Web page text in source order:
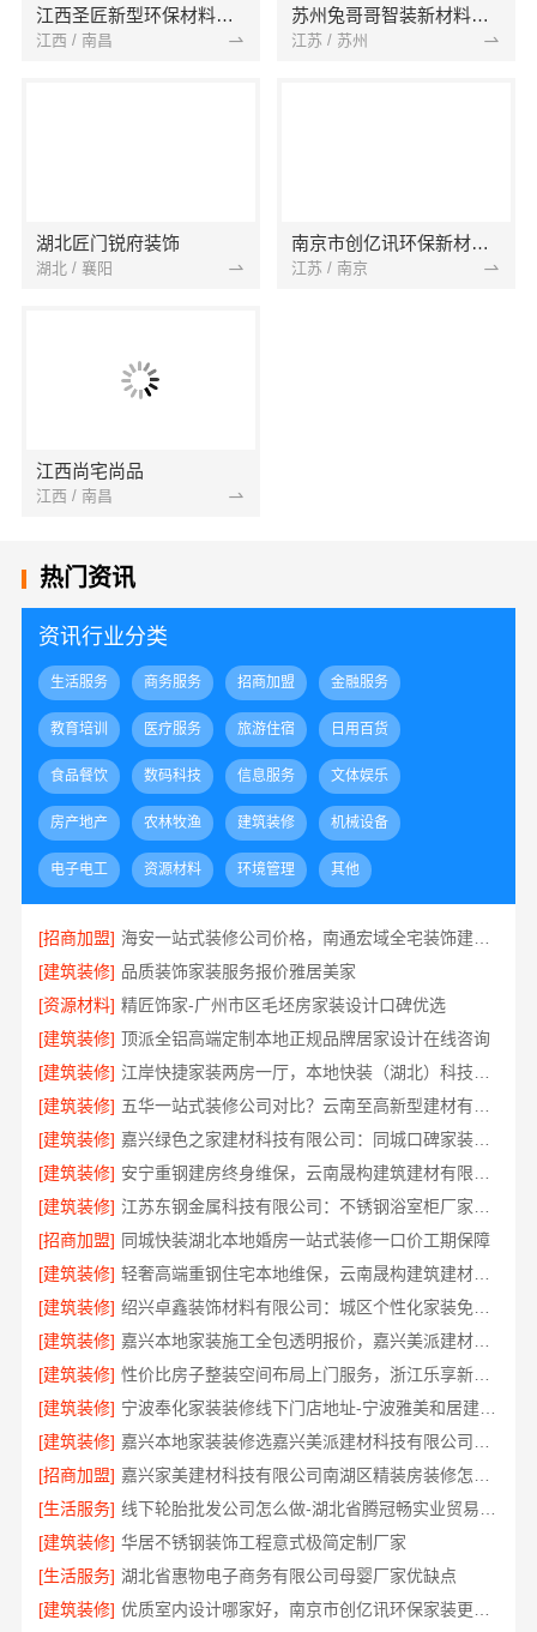
江西圣匠新型环保材料有限公司
江西 / 南昌
苏州兔哥哥智装新材料有限公司
江苏 / 苏州
湖北匠门锐府装饰
湖北 / 襄阳
南京市创亿讯环保新材料有限公司
江苏 / 南京
江西尚宅尚品
江西 / 南昌
热门资讯
资讯行业分类
生活服务 商务服务 招商加盟 金融服务
教育培训 医疗服务 旅游住宿 日用百货
食品餐饮 数码科技 信息服务 文体娱乐
房产地产 农林牧渔 建筑装修 机械设备
电子电工 资源材料 环境管理 其他
[招商加盟]
海安一站式装修公司价格，南通宏域全宅装饰建材有限公司报价透明
[建筑装修] 品质装饰家装服务报价雅居美家
[资源材料] 精匠饰家-广州市区毛坯房家装设计口碑优选
[建筑装修] 顶派全铝高端定制本地正规品牌居家设计在线咨询
[建筑装修]
[建筑装修]
[建筑装修]
嘉兴绿色之家建材科技有限公司：同城口碑家装机构实惠
[建筑装修]
[建筑装修]
[招商加盟] 同城快装湖北本地婚房一站式装修一口价工期保障
[建筑装修]
轻奢高端重钢住宅本地维保，云南晟构建筑建材有限公司售后
[建筑装修]
[建筑装修]
嘉兴本地家装施工全包透明报价，嘉兴美派建材科技闭口合同
[建筑装修]
性价比房子整装空间布局上门服务，浙江乐享新材料有限公司品质之选
[建筑装修]
宁波奉化家装装修线下门店地址-宁波雅美和居建材科技有限公司
[建筑装修]
[招商加盟]
[生活服务]
[建筑装修] 华居不锈钢装饰工程意式极简定制厂家
[生活服务] 湖北省惠物电子商务有限公司母婴厂家优缺点
[建筑装修]